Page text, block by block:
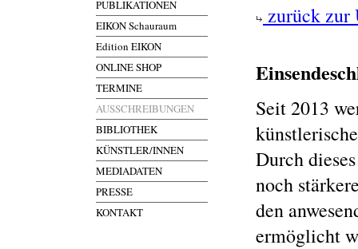
PUBLIKATIONEN
EIKON Schauraum
Edition EIKON
ONLINE SHOP
TERMINE
AUSSCHREIBUNGEN
BIBLIOTHEK
KÜNSTLER/INNEN
MEDIADATEN
PRESSE
KONTAKT
zurück zur
Seit 2013
Durch
noch
den
ermöglicht